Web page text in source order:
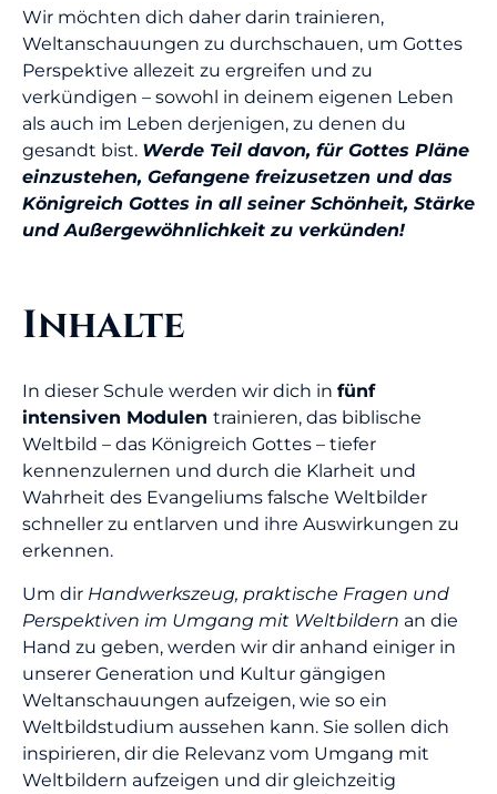
Wir möchten dich daher darin trainieren,
Weltanschauungen zu durchschauen, um Gottes
Perspektive allezeit zu ergreifen und zu
verkündigen – sowohl in deinem eigenen Leben
als auch im Leben derjenigen, zu denen du
gesandt bist. Werde Teil davon, für Gottes Pläne
einzustehen, Gefangene freizusetzen und das
Königreich Gottes in all seiner Schönheit, Stärke
und Außergewöhnlichkeit zu verkünden!
Inhalte
In dieser Schule werden wir dich in fünf
intensiven Modulen trainieren, das biblische
Weltbild – das Königreich Gottes – tiefer
kennenzulernen und durch die Klarheit und
Wahrheit des Evangeliums falsche Weltbilder
schneller zu entlarven und ihre Auswirkungen zu
erkennen.
Um dir Handwerkszeug, praktische Fragen und
Perspektiven im Umgang mit Weltbildern an die
Hand zu geben, werden wir dir anhand einiger in
unserer Generation und Kultur gängigen
Weltanschauungen aufzeigen, wie so ein
Weltbildstudium aussehen kann. Sie sollen dich
inspirieren, dir die Relevanz vom Umgang mit
Weltbildern aufzeigen und dir gleichzeitig